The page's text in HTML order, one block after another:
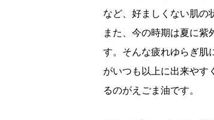
など、好ましくない肌の
また、今の時期は夏に紫
す。そんな疲れゆらぎ肌
がいつも以上に出来やす
るのがえごま油です。